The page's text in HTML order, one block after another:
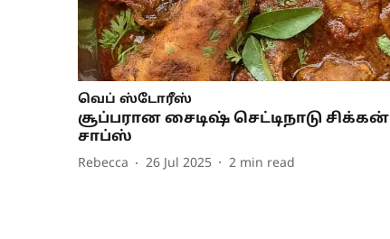
வெப் ஸ்டோரீஸ்
சூப்பரான சைடிஷ் செட்டிநாடு சிக்கன்
சாப்ஸ்
Rebecca 26 Jul 2025 2 min read